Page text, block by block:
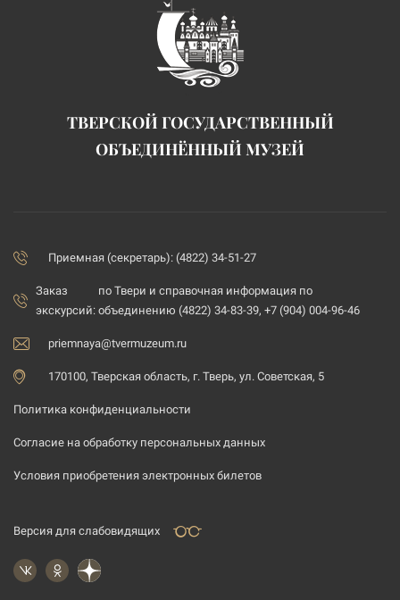
ТВЕРСКОЙ ГОСУДАРСТВЕННЫЙ
ОБЪЕДИНЁННЫЙ МУЗЕЙ
Приемная (секретарь): (4822) 34-51-27
Заказ
экскурсий:
по Твери и справочная информация по
объединению (4822) 34-83-39, +7 (904) 004-96-46
priemnaya@tvermuzeum.ru
170100, Тверская область, г. Тверь, ул. Советская, 5
Политика конфиденциальности
Согласие на обработку персональных данных
Условия приобретения электронных билетов
Версия для слабовидящих